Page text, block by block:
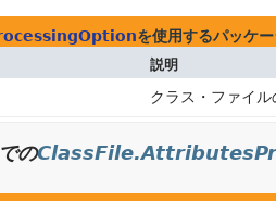
を使用するパッケ
説明
クラス・ファイル
での